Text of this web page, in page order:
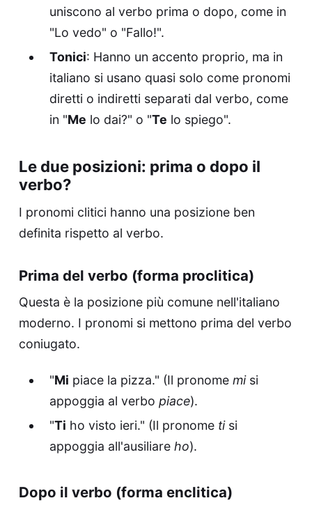
uniscono al verbo prima o dopo, come in
"Lo vedo" o "Fallo!".
Tonici: Hanno un accento proprio, ma in
italiano si usano quasi solo come pronomi
diretti o indiretti separati dal verbo, come
in "Me lo dai?" o "Te lo spiego".
Le due posizioni: prima o dopo il
verbo?
I pronomi clitici hanno una posizione ben
definita rispetto al verbo.
Prima del verbo (forma proclitica)
Questa è la posizione più comune nell'italiano
moderno. I pronomi si mettono prima del verbo
coniugato.
"Mi piace la pizza." (Il pronome misi
appoggia al verbo piace).
"Ti ho visto ieri." (Il pronome tisi
appoggia all'ausiliare ho).
Dopo il verbo (forma enclitica)